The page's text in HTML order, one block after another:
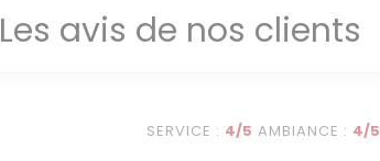
Les avis de nos clients
SERVICE : 4/5 AMBIANCE : 4/5